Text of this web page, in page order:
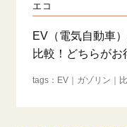
エコ
EV（電気自動車
比較！どちらがお
EV ガゾリン